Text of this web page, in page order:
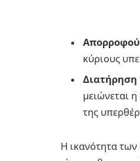
κύριους
Διατήρηση
μειώνεται
της
Η ικανότητα